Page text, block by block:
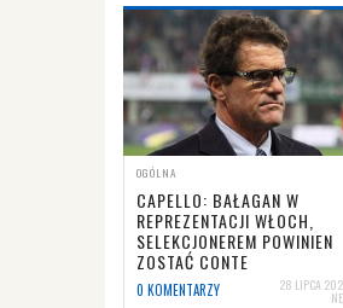
OGÓLNA
CAPELLO: BAŁAGAN W
REPREZENTACJI WŁOCH,
SELEKCJONEREM POWINIEN
ZOSTAĆ CONTE
0 KOMENTARZY 28 LIPCA